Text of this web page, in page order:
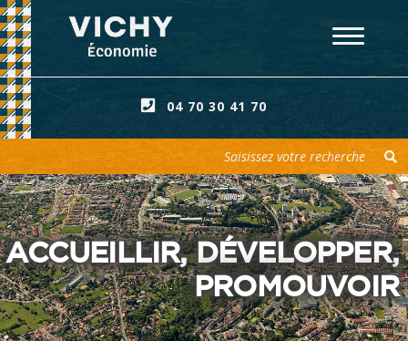
04 70 30 41 70
ACCUEILLIR, DÉVELOPPER,
PROMOUVOIR